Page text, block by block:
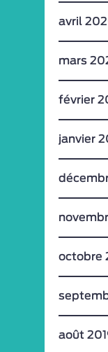
avril
mars
février
janvier
octobre
août